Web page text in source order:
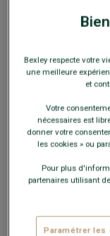
élégant, pour
Soigneusement
en pure laine
italienne de
de laine au
luxueuses
Bexley respecte votre
une meilleure
et
Votre
nécessaires est
donner votre
les cookies » ou
Pour plus
partenaires utilisant
Paramétrer les